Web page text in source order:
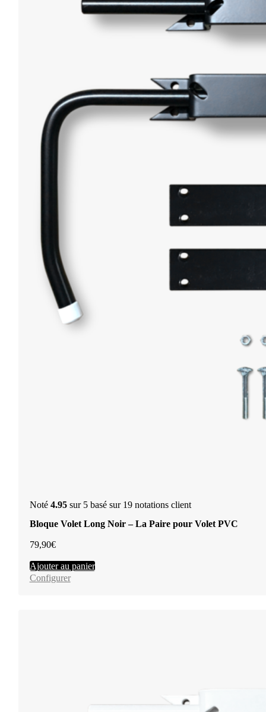
Noté 4.95sur 5 basé sur 19notations client
Bloque Volet Long Noir – La Paire pour Volet PVC
79,90€
Ajouter au panier
Configurer